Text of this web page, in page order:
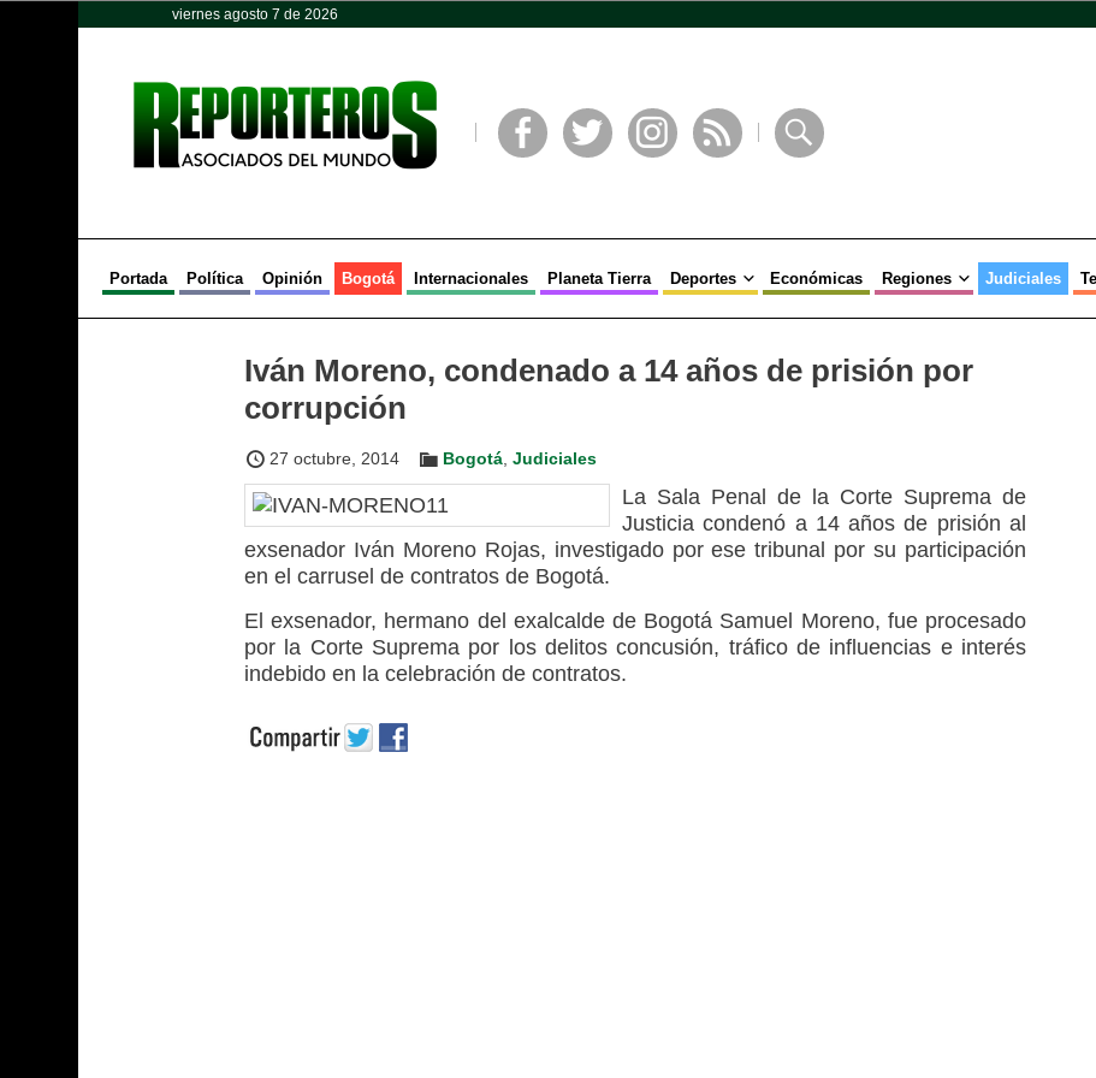
viernes agosto 7 de 2026
Portada Política Opinión Bogotá Internacionales Planeta Tierra Deportes Económicas Regiones Judiciales
Iván Moreno, condenado a 14 años de prisión por
corrupción
27 octubre, 2014 Bogotá Judiciales
La Sala Penal de la Corte Suprema de
Justicia condenó a 14 años de prisión al
exsenador Iván Moreno Rojas, investigado por ese tribunal por su participación
en el carrusel de contratos de Bogotá.
El exsenador, hermano del exalcalde de Bogotá Samuel Moreno, fue procesado
por la Corte Suprema por los delitos concusión, tráfico de influencias e interés
indebido en la celebración de contratos.
Opinión Política